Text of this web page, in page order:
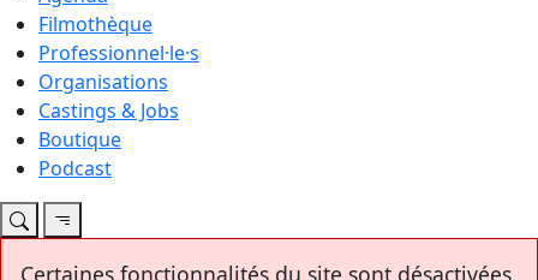
Filmothèque
Professionnel·le·s
Organisations
Castings & Jobs
Boutique
Podcast
Certaines fonctionnalités du site sont désactivées.